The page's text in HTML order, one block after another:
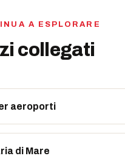
A ESPLORARE
collegati
aeroporti
di Mare